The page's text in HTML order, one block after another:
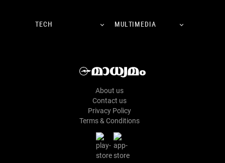
TECH MULTIMEDIA
About us
Contact us
Privacy Policy
Terms & Conditions